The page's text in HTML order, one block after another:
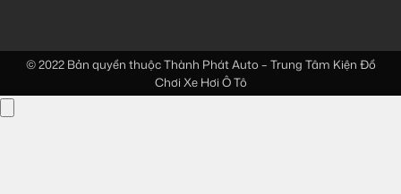
© 2022 Bản quyền thuộcThành Phát Auto – Trung Tâm Kiện Đồ
Chơi Xe Hơi Ô Tô